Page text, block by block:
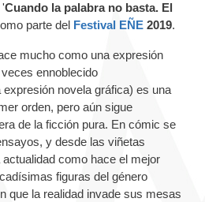
'Cuando la palabra no basta. El
parte del Festival EÑE 2019.
mucho como una expresión
ennoblecido
novela gráfica) es una
orden, pero aún sigue
de la ficción pura. En cómic se
y desde las viñetas
como hace el mejor
figuras del género
que la realidad invade sus mesas